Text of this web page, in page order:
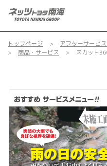
トップページ
アフターサービ
商品・サービス
スカット